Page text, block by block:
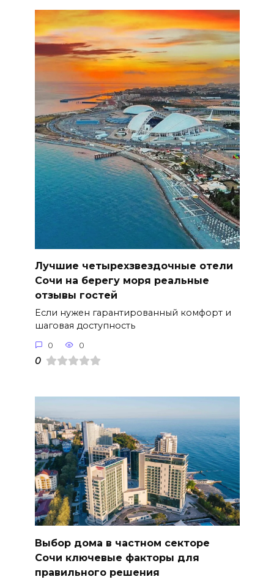
Лучшие четырехзвездочные отели
Сочи на берегу моря реальные
отзывы гостей
Если нужен гарантированный комфорт и
шаговая доступность
0 0
0
Выбор дома в частном секторе
Сочи ключевые факторы для
правильного решения